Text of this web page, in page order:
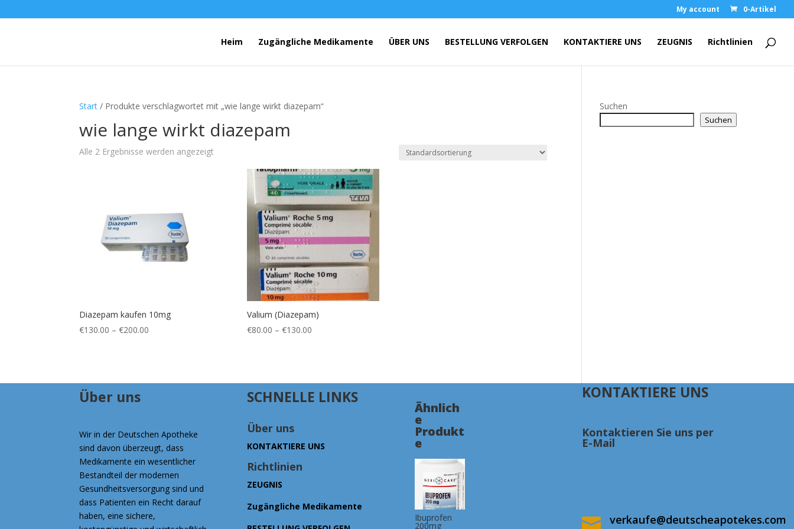
My account 0-Artikel
Heim Zugängliche Medikamente ÜBER UNS BESTELLUNG VERFOLGEN KONTAKTIERE UNS ZEUGNIS Richtlinien
Start / Produkte verschlagwortet mit „wie lange wirkt diazepam“
wie lange wirkt diazepam
Alle 2 Ergebnisse werden angezeigt
Diazepam kaufen 10mg
€130.00 –€200.00
Valium (Diazepam)
€80.00 – €130.00Preisspanne:
Suchen
Suchen
Über uns
Wir in der Deutschen Apotheke
sind davon überzeugt, dass
Medikamente ein wesentlicher
Bestandteil der modernen
Gesundheitsversorgung sind und
dass Patienten ein Recht darauf
haben, eine sichere,
SCHNELLE LINKS
Über uns
KONTAKTIERE UNS
Richtlinien
ZEUGNIS
Zugängliche Medikamente
Ähnlich
e
Produkt
e
Ibuprofen
200mg
KONTAKTIERE UNS
Kontaktieren Sie uns per
E-Mail
 verkaufe@deutscheapotekes.com